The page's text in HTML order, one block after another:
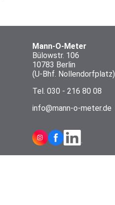
Mann-O-Meter
Bülowstr. 106
10783 Berlin
(U-Bhf. Nollendorfplatz)
Tel. 030 - 216 80 08
info@mann-o-meter.de